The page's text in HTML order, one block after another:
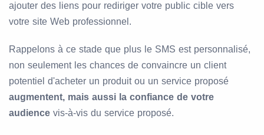
ajouter des liens pour rediriger votre public cible vers
votre site Web professionnel.
Rappelons à ce stade que plus le SMS est personnalisé,
non seulement les chances de convaincre un client
potentiel d'acheter un produit ou un service proposé
augmentent, mais aussi la confiance de votre
audience vis-à-vis du service proposé.